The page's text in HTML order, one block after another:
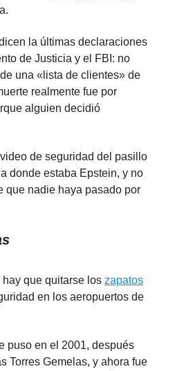
la últimas declaraciones
de Justicia y el FBI: no
una «lista de clientes» de
realmente fue por
alguien decidió
de seguridad del pasillo
donde estaba Epstein, y no
que nadie haya pasado por
hay que quitarse los zapatos
en los aeropuertos de
puso en el 2001, después
Torres Gemelas, y ahora fue